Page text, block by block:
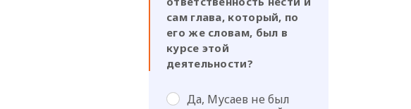
сам глава, который, по
его же словам, был в
курсе этой
деятельности?
Да, Мусаев не был